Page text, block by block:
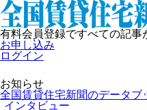
有料会員登録ですべての記事
お申し込み
ログイン
お知らせ
全国賃貸住宅新聞のデータブ
インタビュー